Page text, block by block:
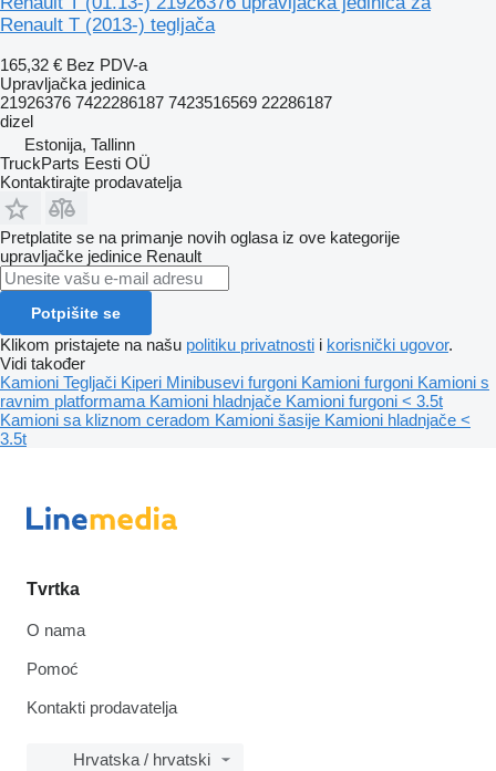
Renault T (2013-) tegljača
165,32 € Bez PDV-a
Upravljačka jedinica
21926376 7422286187 7423516569 22286187
dizel
Estonija, Tallinn
TruckParts Eesti OÜ
Kontaktirajte prodavatelja
Pretplatite se na primanje novih oglasa iz ove kategorije
upravljačke jedinice Renault
Potpišite se
Klikom pristajete na našu politiku privatnosti i korisnički ugovor.
Vidi također
Kamioni Tegljači Kiperi Minibusevi furgoni Kamioni furgoni Kamioni s
ravnim platformama Kamioni hladnjače Kamioni furgoni < 3.5t
Kamioni sa kliznom ceradom Kamioni šasije Kamioni hladnjače <
3.5t
Tvrtka
O nama
Pomoć
Kontakti prodavatelja
Hrvatska / hrvatski